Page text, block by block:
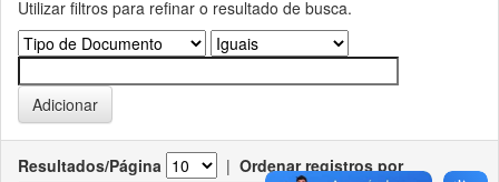
Utilizar filtros para refinar o resultado de busca.
Resultados/Página | Ordenar registros por